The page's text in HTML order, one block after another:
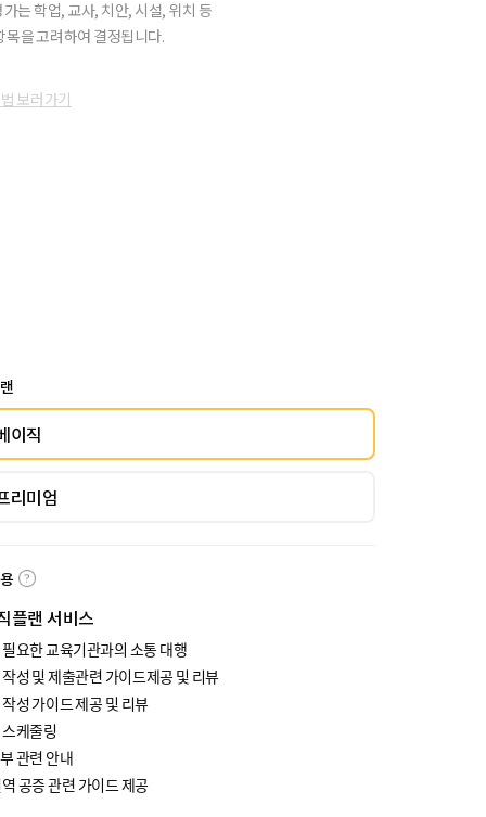
는 학업, 교사, 치안, 시설, 위치 등
목을 고려하여 결정됩니다.
보러가기
이직
리미엄
플랜 서비스
요한 교육기관과의 소통 대행
성 및 제출관련 가이드제공 및 리뷰
성 가이드 제공 및 리뷰
케줄링
관련 안내
공증 관련 가이드 제공